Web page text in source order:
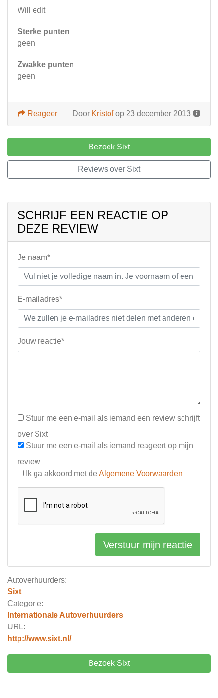
Autoverhuurders:
Sixt
Categorie:
Internationale Autoverhuurders
URL:
http://www.sixt.nl/
Bezoek Sixt
Will edit
Sterke punten
geen
Zwakke punten
geen
Door Kristofop 23 december 2013
Reageer
Bezoek Sixt
Reviews over Sixt
SCHRIJF EEN REACTIE OP
DEZE REVIEW
Je naam*
E-mailadres*
Jouw reactie*
Stuur me een e-mail als iemand een review schrijft
over Sixt
Stuur me een e-mail als iemand reageert op mijn
review
Ik ga akkoord met de Algemene Voorwaarden
Verstuur mijn reactie